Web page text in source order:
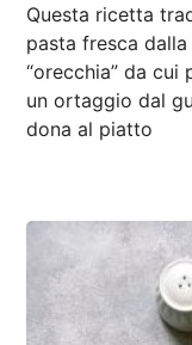
Questa ricetta
pasta fresca
“orecchia” da cui
un ortaggio dal
dona al piatto